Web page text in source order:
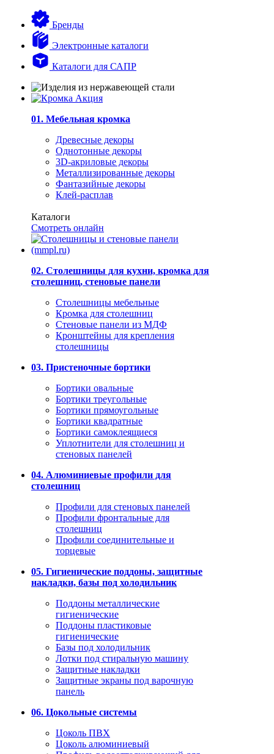
Бренды
Электронные каталоги
Каталоги для САПР
01. Мебельная кромка
Древесные декоры
Однотонные декоры
3D-акриловые декоры
Металлизированные декоры
Фантазийные декоры
Клей-расплав
Каталоги
Смотреть онлайн
02. Столешницы для кухни, кромка для
столешниц, стеновые панели
Столешницы мебельные
Кромка для столешниц
Стеновые панели из МДФ
Кронштейны для крепления
столешницы
03. Пристеночные бортики
Бортики овальные
Бортики треугольные
Бортики прямоугольные
Бортики квадратные
Бортики самоклеящиеся
Уплотнители для столешниц и
стеновых панелей
04. Алюминиевые профили для
столешниц
Профили для стеновых панелей
Профили фронтальные для
столешниц
Профили соединительные и
торцевые
05. Гигиенические поддоны, защитные
накладки, базы под холодильник
Поддоны металлические
гигиенические
Поддоны пластиковые
гигиенические
Базы под холодильник
Лотки под стиральную машину
Защитные накладки
Защитные экраны под варочную
панель
06. Цокольные системы
Цоколь ПВХ
Цоколь алюминиевый